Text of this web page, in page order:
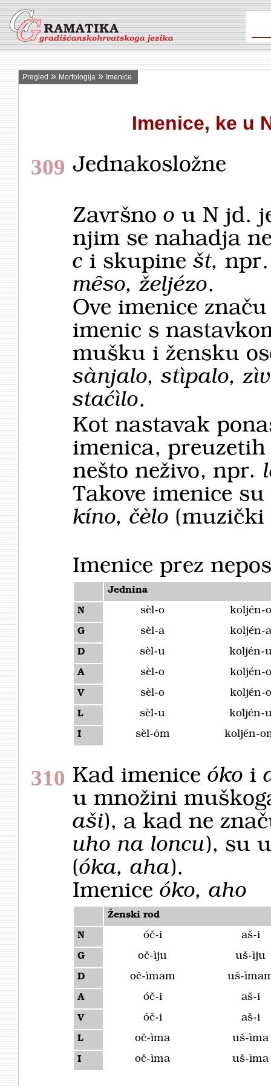
Pregled » Morfologija » Imenice
Imenice, ke u
309 Jednakosložne
Završno o u N jd.
njim se nahadja
c i skupine št,
mȇso, željézo.
Ove imenice
imenic s
mušku i žensku
sànjalo, stìpalo,
staćìlo.
Kot nastavak
imenica,
nešto neživo, npr.
Takove imenice
kíno, čèlo
Imenice prez
Jednina
N
sèl-o koljén-o
G sèl-a koljén-a
D sèl-u koljén-
A sèl-o koljén-o
V sèl-o koljén-o
L sèl-u koljén-
I sèl-ōm koljén-
310 Kad imenice óko i
u množini
aši), a kad ne
uho na loncu), su
(óka, aha).
Imenice óko, aho
Ženski rod
N
óč-i aš-i
G oč-ìju uš-ìju
D oč-ìmam uš-
A óč-i aš-i
V óč-i aš-i
L oč-ìma uš-ìma
I oč-ìma uš-ìma